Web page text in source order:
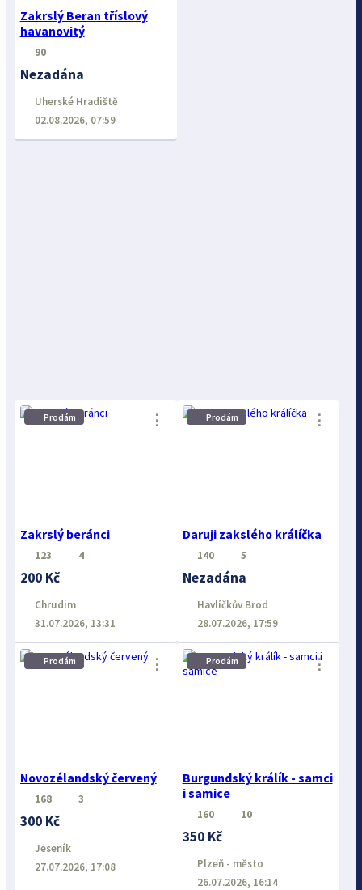
Zakrslý Beran tříslový
havanovitý
90
Nezadána
Uherské Hradiště
02.08.2026, 07:59
Prodám
Zakrslý beránci
⋮
123 4
200 Kč
Chrudim
31.07.2026, 13:31
Prodám
Daruji zakslého králíčka
⋮
140 5
Nezadána
Havlíčkův Brod
28.07.2026, 17:59
Prodám
Novozélandský červený
⋮
168 3
300 Kč
Jeseník
27.07.2026, 17:08
Prodám
Burgundský králík - samci
i samice
⋮
160 10
350 Kč
Plzeň - město
26.07.2026, 16:14